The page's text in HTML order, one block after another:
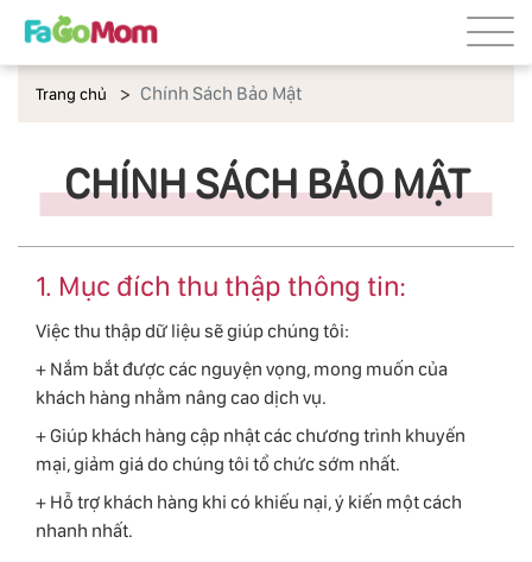
Trang chủ Chính Sách Bảo Mật
CHÍNH SÁCH BẢO MẬT
1. Mục đích thu thập thông tin:
Việc thu thập dữ liệu sẽ giúp chúng tôi:
+ Nắm bắt được các nguyện vọng, mong muốn của
khách hàng nhằm nâng cao dịch vụ.
+ Giúp khách hàng cập nhật các chương trình khuyến
mại, giảm giá do chúng tôi tổ chức sớm nhất.
+ Hỗ trợ khách hàng khi có khiếu nại, ý kiến một cách
nhanh nhất.